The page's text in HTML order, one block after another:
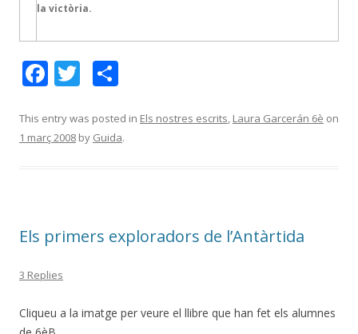
la victòria.
F
e
b
k
T
itt
er
m
p
ix
This entry was posted in Els nostres escrits, Laura Garcerán 6è on
1 març 2008 by Guida.
Els primers exploradors de l’Antàrtida
3 Replies
Cliqueu a la imatge per veure el llibre que han fet els alumnes